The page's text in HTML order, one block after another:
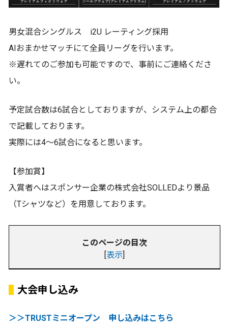
男女混合シングルス i2U レーティング採用
AIおまかせマッチにて全員リーグを行います。
※遅れてのご参加も可能ですので、事前にご連絡くださ
い。
予定試合数は6試合としておりますが、システム上の都合
で記載しております。
実際には4〜6試合になると思います。
【参加賞】
入賞者へはスポンサー企業の株式会社SOLLEDより景品
（Tシャツなど）を用意しております。
このページの目次
[表示]
大会申し込み
＞＞TRUSTミニオープン 申し込みはこちら